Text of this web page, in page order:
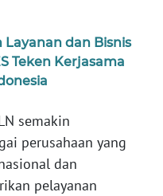
dan Bisnis
Teken Kerjasama
semakin
perusahaan yang
dan
pelayanan